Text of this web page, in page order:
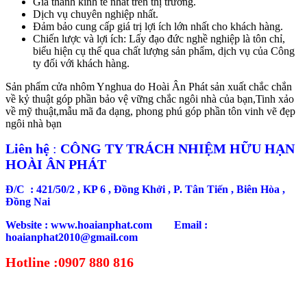
Dịch vụ chuyên nghiệp nhất.
Đảm bảo cung cấp giá trị lợi ích lớn nhất cho khách hàng.
Chiến lược và lợi ích: Lấy đạo đức nghề nghiệp là tôn chỉ,
biểu hiện cụ thể qua chất lượng sản phẩm, dịch vụ của Công
ty đối với khách hàng.
Sản phẩm cửa nhôm Ynghua do Hoài Ân Phát sản xuất chắc chắn
về kỷ thuật góp phần bảo vệ vững chắc ngôi nhà của bạn,Tinh xảo
về mỹ thuật,mẫu mã đa dạng, phong phú góp phần tôn vinh vẽ đẹp
ngôi nhà bạn
Liên hệ : CÔNG TY TRÁCH NHIỆM HỮU HẠN
HOÀI ÂN PHÁT
Đ/C : 421/50/2 , KP 6 , Đồng Khởi , P. Tân Tiến , Biên Hòa ,
Đồng Nai
Website : www.hoaianphat.com Email :
hoaianphat2010@gmail.com
Hotline :0907 880 816